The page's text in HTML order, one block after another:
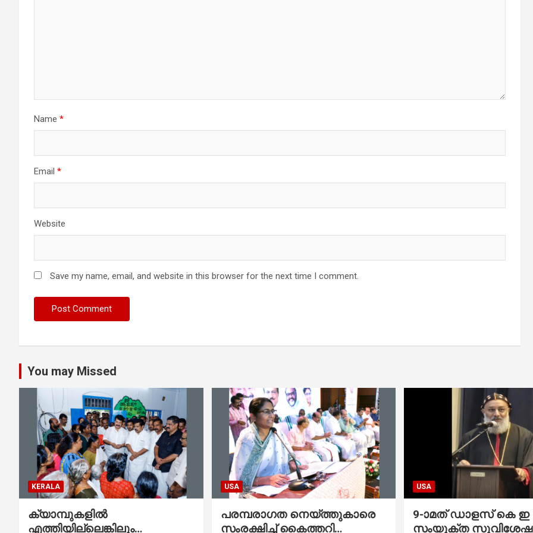
Name *
Email *
Website
Save my name, email, and website in this browser for the next time I comment.
You may Missed
KERALA
ക്യാമ്പുകളിൽ
എത്തിയില്ലെങ്കിലും
USA
പരമ്പരാഗത നെയ്ത്തുകാരെ
സംരക്ഷിച്ച് കൈത്തറി
USA
9-ാമത് ഡാളസ് കെ ഇ സി എഫ്
സംയുക്ത സുവിശേഷ